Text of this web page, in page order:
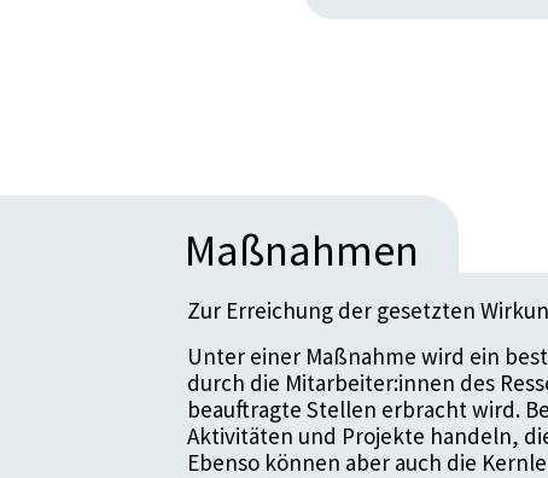
Maßnahmen
Zur Erreichung der gesetzten
Unter einer Maßnahme wird ein
durch die Mitarbeiter:innen des
beauftragte Stellen erbracht wird.
Aktivitäten und Projekte handeln,
Ebenso können aber auch die